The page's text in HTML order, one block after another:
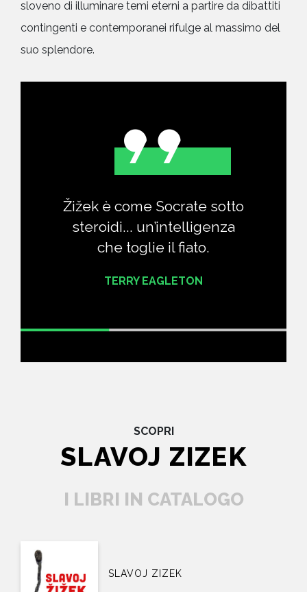
sloveno di illuminare temi eterni a partire da dibattiti
contingenti e contemporanei rifulge al massimo del
suo splendore.
Žižek è come Socrate sotto
steroidi... un’intelligenza
che toglie il fiato.
TERRY EAGLETON
SCOPRI
SLAVOJ ZIZEK
I LIBRI IN CATALOGO
SLAVOJ ZIZEK